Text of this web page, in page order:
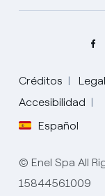
Créditos Legal
Accesibilidad
Español
Inglés
Español
Portugués
© Enel Spa All
15844561009